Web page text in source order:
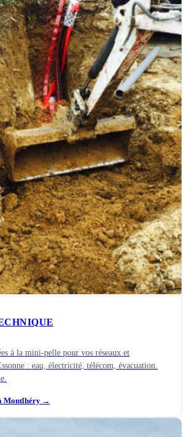
à la mini-pelle pour vos réseaux et
: eau, électricité, télécom, évacuation.
Montlhéry →